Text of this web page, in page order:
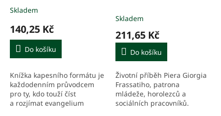
Průměrné
produktu
je
4,6
z
hvězdiček.
Skladem
140,25 Kč
Do košíku
Knížka kapesního formátu je
každodenním průvodcem
pro ty, kdo touží číst
a rozjímat evangelium
Skladem
211,65 Kč
Do košíku
Životní příběh Piera Giorgia
Frassatiho, patrona
mládeže, horolezců a
sociálních pracovníků.